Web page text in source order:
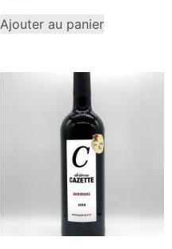
Ajouter au panier